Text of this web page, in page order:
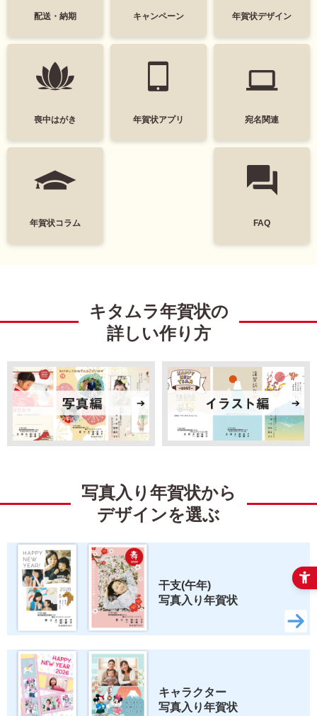
かわいい
スタイリッシュ
ナチュラル
筆文字
墨一色
レトロ
出産
ビジネス
イラスト
キャラクター
ディズニー ミッキー＆フレンズ
ベイマックス
トイ・ストーリー すみっコぐらし
リラックマ
ズートピア2 いしよわちゃん
ロディ ちいかわ
スヌーピー
配送・納期 キャンペーン 年賀状デザイン
喪中はがき 年賀状アプリ 宛名関連
年賀状コラム FAQ
キタムラ年賀状の
詳しい作り方
写真入り年賀状から
デザインを選ぶ
干支(午年)
写真入り年賀状
キャラクター
写真入り年賀状